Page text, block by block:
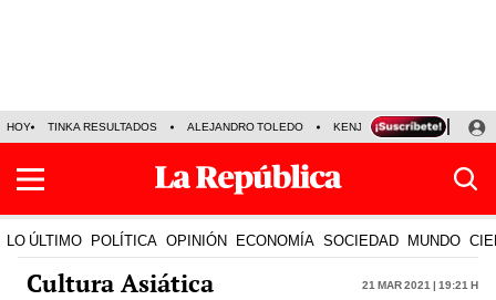
HOY TINKA RESULTADOS ALEJANDRO TOLEDO KENJI FUJIMORI
LO ÚLTIMO POLÍTICA OPINIÓN ECONOMÍA SOCIEDAD MUNDO
Cultura Asiática 21 Mar 2021 | 19:21 h